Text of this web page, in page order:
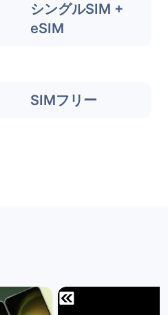
シングルSIM +
eSIM
SIMフリー